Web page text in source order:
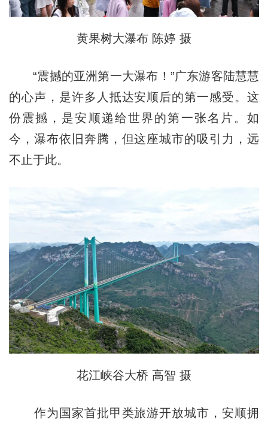
黄果树大瀑布 陈婷 摄
“震撼的亚洲第一大瀑布！”广东游客陆慧慧
的心声，是许多人抵达安顺后的第一感受。这
份震撼，是安顺递给世界的第一张名片。如
今，瀑布依旧奔腾，但这座城市的吸引力，远
不止于此。
花江峡谷大桥 高智 摄
作为国家首批甲类旅游开放城市，安顺拥